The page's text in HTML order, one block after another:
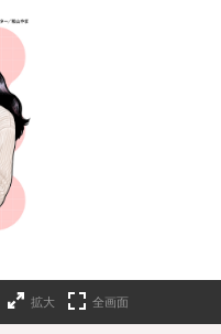
拡大 全画面